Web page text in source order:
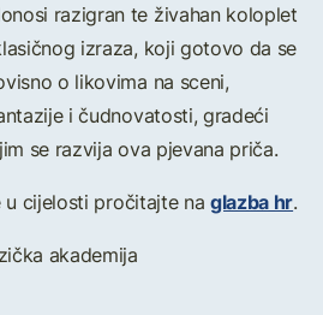
razigran te živahan koloplet
izraza, koji gotovo da se
o likovima na sceni,
i čudnovatosti, gradeći
se razvija ova pjevana priča.
u cijelosti pročitajte na glazba hr.
akademija